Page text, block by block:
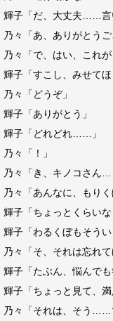
輝子「だ、大丈夫……言
乃々「あ、ありがとう
乃々「で、はい、これが
輝子「すこし、みせて
乃々「どうぞ」
輝子「ありがとう」
輝子「どれどれ……」
乃々「！」
乃々「き、キノコさん
乃々「あんなに、もり
輝子「ちょっとくらい
輝子「わるくぼもそう
乃々「そ、それは忘れて
輝子「たぶん、悩んで
輝子「ちょっと見て、
乃々「それは、そう……